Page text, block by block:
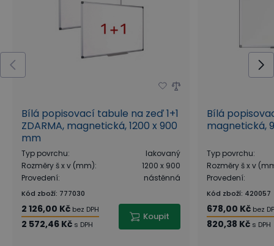
Bílá popisovací tabule na zeď 1+1
ZDARMA, magnetická, 1200 x 900
mm
Typ povrchu:
lakovaný
Rozměry š x v (mm):
1200 x 900
Provedení: nástěnná
Kód zboží: 777030
2 126,00 Kč bez DPH
2 572,46 Kč s DPH
Koupit
Bílá
magnetická,
Typ povrchu:
Rozměry š x v
Provedení:
Kód zboží: 420057
678,00 Kč bez
820,38 Kč s DPH